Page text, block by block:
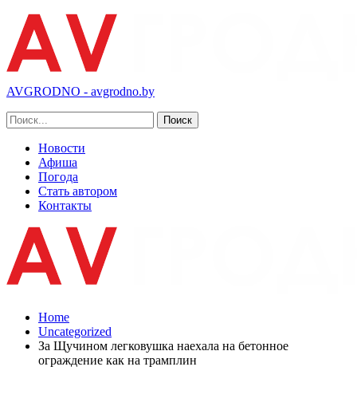
AVGRODNO - avgrodno.by
Новости
Афиша
Погода
Стать автором
Контакты
Home
Uncategorized
За Щучином легковушка наехала на бетонное
ограждение как на трамплин